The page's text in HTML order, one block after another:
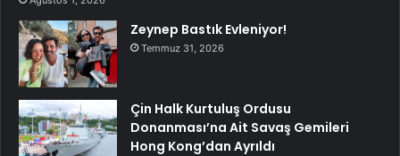
Zeynep Bastık Evleniyor!
Temmuz 31, 2026
Çin Halk Kurtuluş Ordusu
Donanması’na Ait Savaş Gemileri
Hong Kong’dan Ayrıldı